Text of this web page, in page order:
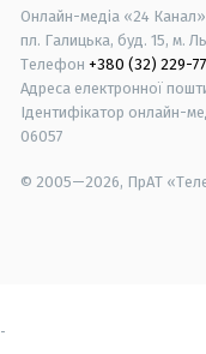
Онлайн-медіа «24 Канал»
пл. Галицька, буд. 15, м.
Телефон +380 (32) 229-
Адреса електронної
Ідентифікатор онлайн-
06057
© 2005—2026, ПрАТ
-